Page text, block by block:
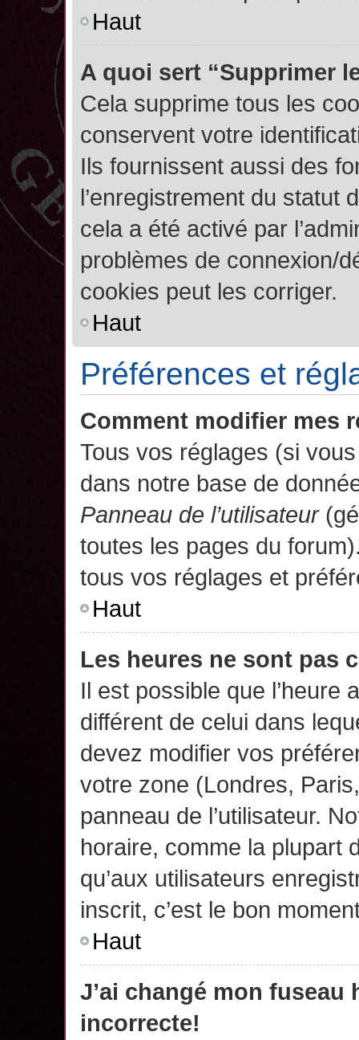
Haut
A quoi sert “Supprimer
Cela supprime tous les
conservent votre
Ils fournissent aussi des
l’enregistrement du statut
cela a été activé par
problèmes de connexion/
cookies peut les corriger.
Haut
Préférences et
Comment modifier mes
Tous vos réglages (si
dans notre base de
Panneau de l’utilisateur
toutes les pages du
tous vos réglages et
Haut
Les heures ne sont pas
Il est possible que l’heure
différent de celui dans
devez modifier vos
votre zone (Londres,
panneau de l’utilisateur.
horaire, comme la plupart
qu’aux utilisateurs
inscrit, c’est le bon
Haut
J’ai changé mon fuseau
incorrecte!